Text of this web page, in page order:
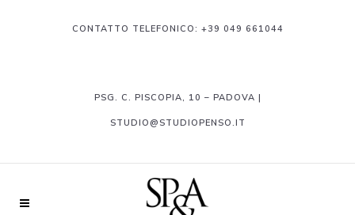
CONTATTO TELEFONICO: +39 049 661044
PSG. C. PISCOPIA, 10 – PADOVA |
STUDIO@STUDIOPENSO.IT